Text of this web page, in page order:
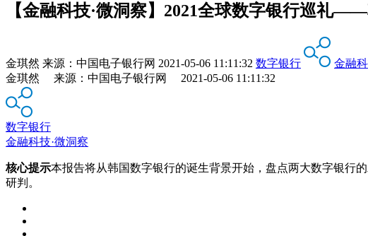
【金融科技·微洞察】2021全球数字银行巡礼
金琪然 来源： 中国电子银行网 2021-05-06 11:11:32 数字银行
金融
金琪然 来源：中国电子银行网 2021-05-06 11:11:32
数字银行
金融科技·微洞察
核心提示本报告将从韩国数字银行的诞生背景开始，盘点两大数字银行
研判。